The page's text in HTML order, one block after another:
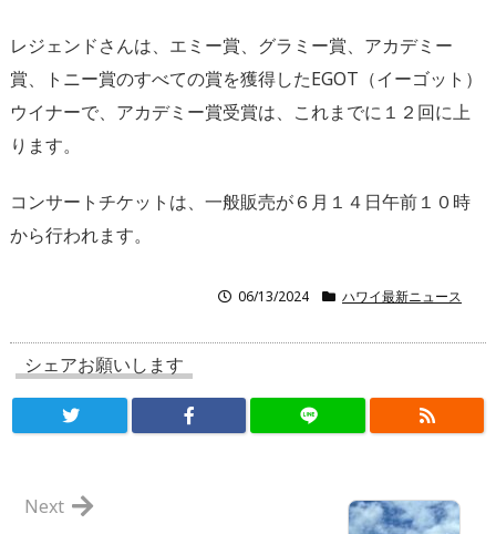
レジェンドさんは、エミー賞、グラミー賞、アカデミー
賞、トニー賞のすべての賞を獲得したEGOT（イーゴット）
ウイナーで、アカデミー賞受賞は、これまでに１２回に上
ります。
コンサートチケットは、一般販売が６月１４日午前１０時
から行われます。
06/13/2024 ハワイ最新ニュース
シェアお願いします
Next